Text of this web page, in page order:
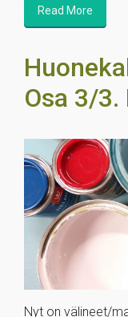
Read More
Osa 3/
Nyt on välineet/